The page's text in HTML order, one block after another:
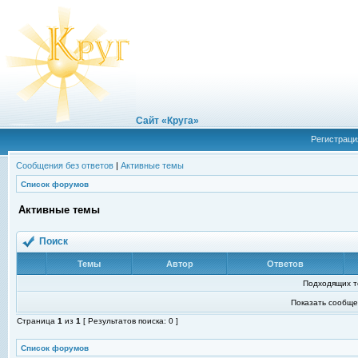
Сайт «Круга»
Сообщения без ответов | Активные темы
Список форумов
Активные темы
Поиск
Темы Автор Ответов
Подходящих
Показать
Страница 1 из 1 [ Результатов поиска: 0 ]
Список форумов